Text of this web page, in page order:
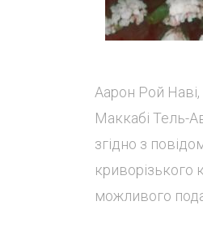
Аарон Рой
Маккабі Тель-
згідно з
криворізького
можливого